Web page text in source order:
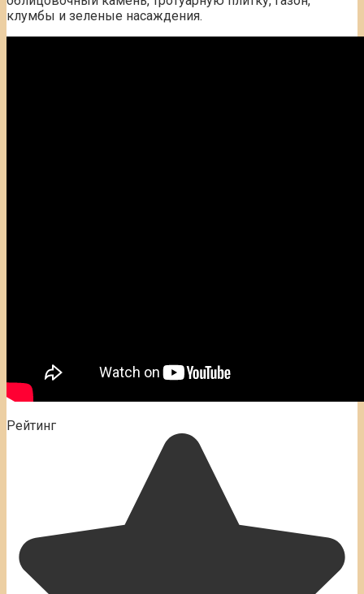
клумбы и зеленые насаждения.
Рейтинг